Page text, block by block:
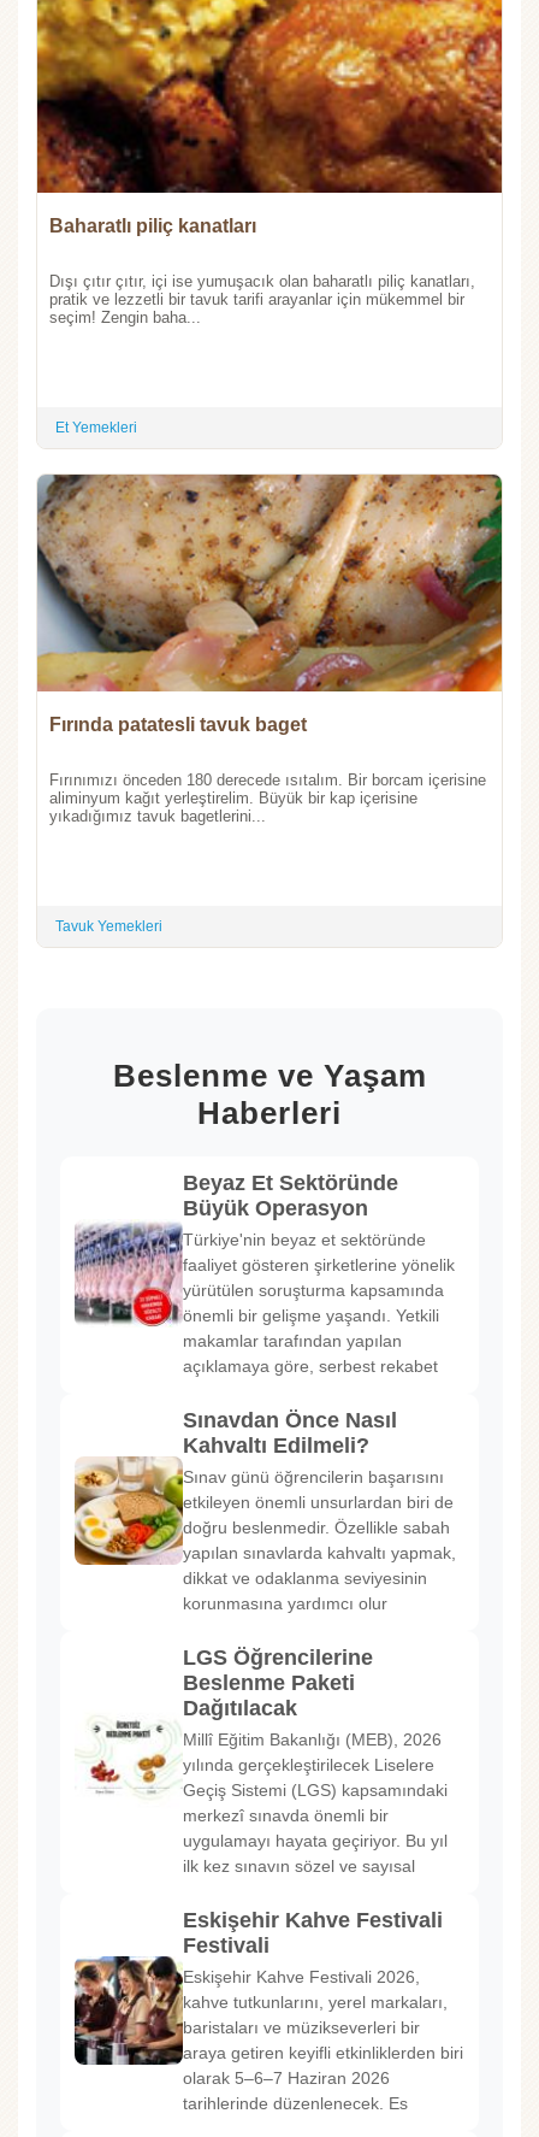
Baharatlı piliç kanatları
Dışı çıtır çıtır, içi ise yumuşacık olan baharatlı piliç kanatları,
pratik ve lezzetli bir tavuk tarifi arayanlar için mükemmel bir
seçim! Zengin baha...
Et Yemekleri
Fırında patatesli tavuk baget
Fırınımızı önceden 180 derecede ısıtalım. Bir borcam içerisine
aliminyum kağıt yerleştirelim. Büyük bir kap içerisine
yıkadığımız tavuk bagetlerini...
Tavuk Yemekleri
Beslenme ve Yaşam
Haberleri
Beyaz Et Sektöründe
Büyük Operasyon
Türkiye'nin beyaz et sektöründe
faaliyet gösteren şirketlerine yönelik
yürütülen soruşturma kapsamında
önemli bir gelişme yaşandı. Yetkili
makamlar tarafından yapılan
açıklamaya göre, serbest rekabet
Sınavdan Önce Nasıl
Kahvaltı Edilmeli?
Sınav günü öğrencilerin başarısını
etkileyen önemli unsurlardan biri de
doğru beslenmedir. Özellikle sabah
yapılan sınavlarda kahvaltı yapmak,
dikkat ve odaklanma seviyesinin
korunmasına yardımcı olur
LGS Öğrencilerine
Beslenme Paketi
Dağıtılacak
Millî Eğitim Bakanlığı (MEB), 2026
yılında gerçekleştirilecek Liselere
Geçiş Sistemi (LGS) kapsamındaki
merkezî sınavda önemli bir
uygulamayı hayata geçiriyor. Bu yıl
ilk kez sınavın sözel ve sayısal
Eskişehir Kahve Festivali
Festivali
Eskişehir Kahve Festivali 2026,
kahve tutkunlarını, yerel markaları,
baristaları ve müzikseverleri bir
araya getiren keyifli etkinliklerden biri
olarak 5–6–7 Haziran 2026
tarihlerinde düzenlenecek. Es